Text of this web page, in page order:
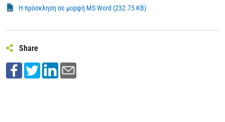
Η πρόσκληση σε μορφή MS Word (232.75 KB)
Share